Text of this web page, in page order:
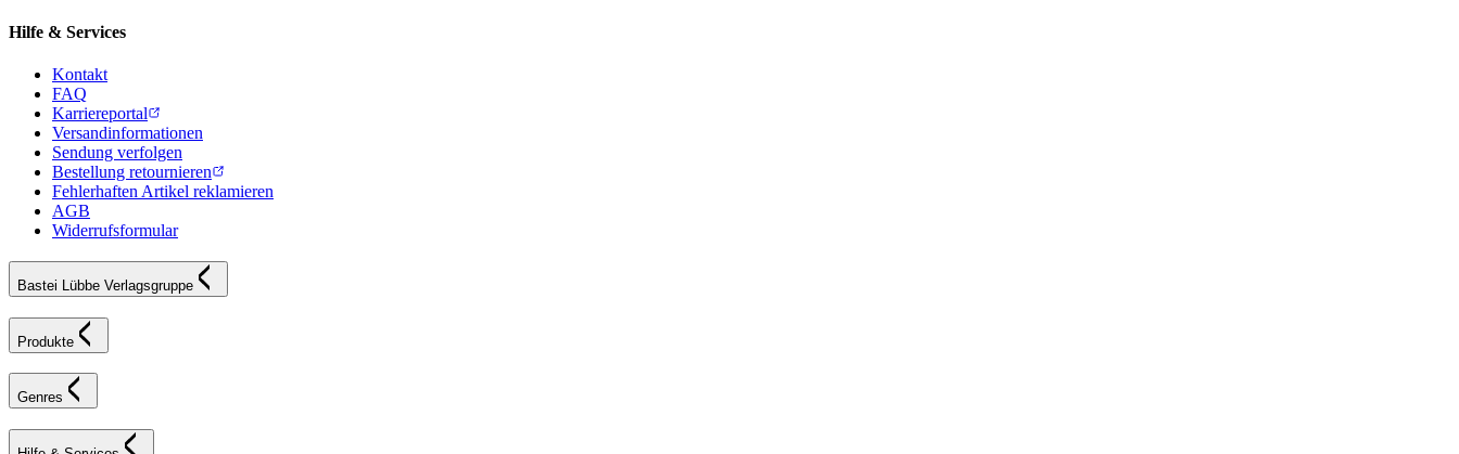
Hilfe & Services
Kontakt
FAQ
Karriereportal
Versandinformationen
Sendung verfolgen
Bestellung retournieren
Fehlerhaften Artikel reklamieren
AGB
Widerrufsformular
Bastei Lübbe Verlagsgruppe
Produkte
Genres